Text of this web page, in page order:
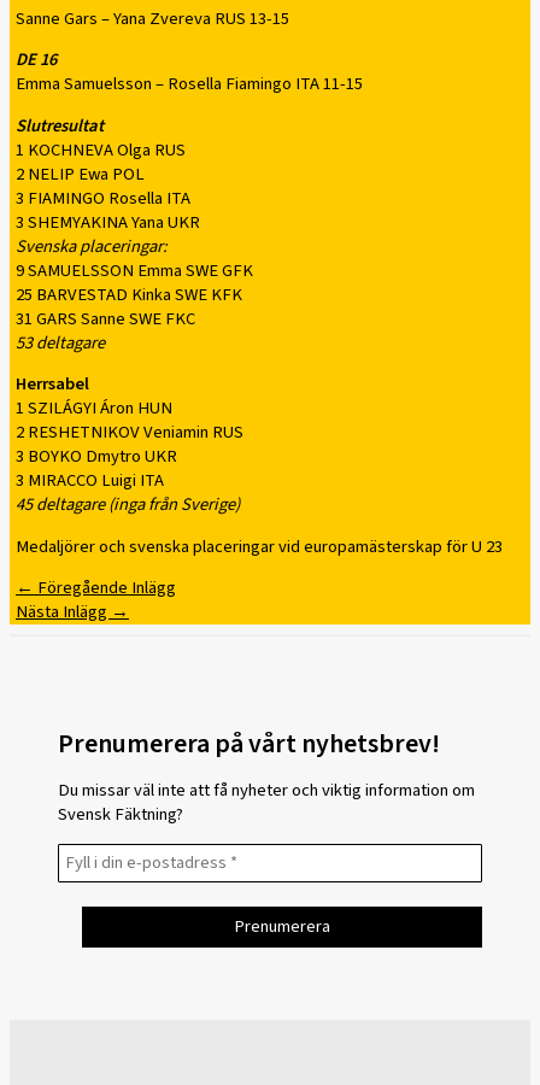
Sanne Gars – Yana Zvereva RUS 13-15
DE 16
Emma Samuelsson – Rosella Fiamingo ITA 11-15
Slutresultat
1 KOCHNEVA Olga RUS
2 NELIP Ewa POL
3 FIAMINGO Rosella ITA
3 SHEMYAKINA Yana UKR
Svenska placeringar:
9 SAMUELSSON Emma SWE GFK
25 BARVESTAD Kinka SWE KFK
31 GARS Sanne SWE FKC
53 deltagare
Herrsabel
1 SZILÁGYI Áron HUN
2 RESHETNIKOV Veniamin RUS
3 BOYKO Dmytro UKR
3 MIRACCO Luigi ITA
45 deltagare (inga från Sverige)
Medaljörer och svenska placeringar vid europamästerskap för U 23
←Föregående Inlägg
Nästa Inlägg→
Prenumerera på vårt nyhetsbrev!
Du missar väl inte att få nyheter och viktig information om
Svensk Fäktning?